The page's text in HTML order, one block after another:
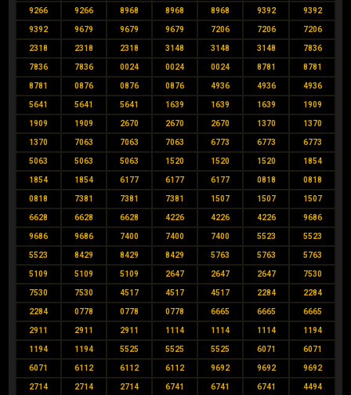
9266 9266 8968 8968 8968 9392 9392
9392 9679 9679 9679 7206 7206 7206
2318 2318 2318 3148 3148 3148 7836
7836 7836 0024 0024 0024 8781 8781
8781 0876 0876 0876 4936 4936 4936
5641 5641 5641 1639 1639 1639 1909
1909 1909 2670 2670 2670 1370 1370
1370 7063 7063 7063 6773 6773 6773
5063 5063 5063 1520 1520 1520 1854
1854 1854 6177 6177 6177 0818 0818
0818 7381 7381 7381 1507 1507 1507
6628 6628 6628 4226 4226 4226 9686
9686 9686 7400 7400 7400 5523 5523
5523 8429 8429 8429 5763 5763 5763
5109 5109 5109 2647 2647 2647 7530
7530 7530 4517 4517 4517 2284 2284
2284 0778 0778 0778 6665 6665 6665
2911 2911 2911 1114 1114 1114 1194
1194 1194 5525 5525 5525 6071 6071
6071 6112 6112 6112 9692 9692 9692
2714 2714 2714 6741 6741 6741 4494